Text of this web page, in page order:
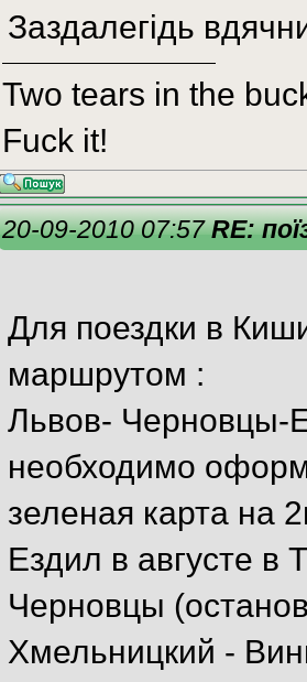
Заздалегідь
Two tears in the
Fuck it!
20-09-2010 07:57RE:
Для поездки в
маршрутом :
Львов-
необходимо
зеленая карта на
Ездил в августе в
Черновцы
Хмельницкий -